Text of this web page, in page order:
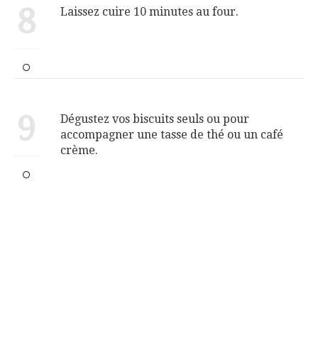
8 Laissez cuire 10 minutes au four.
9
Dégustez vos biscuits seuls ou pour
accompagner une tasse de thé ou un café
crème.